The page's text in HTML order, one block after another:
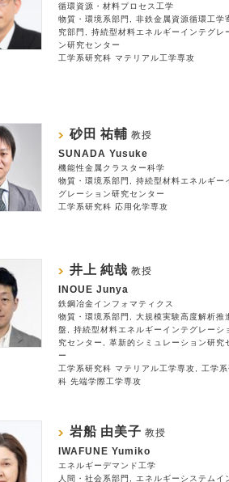
循環資源・材料プロセス工学
物質・環境系部門
非鉄金属資源循環工学
究部門
持続型材料エネルギーインテグレ
ン研究センター
工学系研究科 マテリアル工学専攻
砂田 祐輔 教授
SUNADA Yusuke
機能性金属クラスター科学
物質・環境系部門
持続型材料エネルギー
グレーション研究センター
工学系研究科 応用化学専攻
井上 純哉 教授
INOUE Junya
鉄鋼冶金インフォマティクス
物質・環境系部門
大規模実験高度解析推
盤
持続型材料エネルギーインテグレーシ
究センター
革新的シミュレーション研究
ー
工学系研究科 マテリアル工学専攻
工学
科 先端学際工学専攻
岩船 由美子 教授
IWAFUNE Yumiko
エネルギーデマンド工学
人間・社会系部門
エネルギーシステムイ